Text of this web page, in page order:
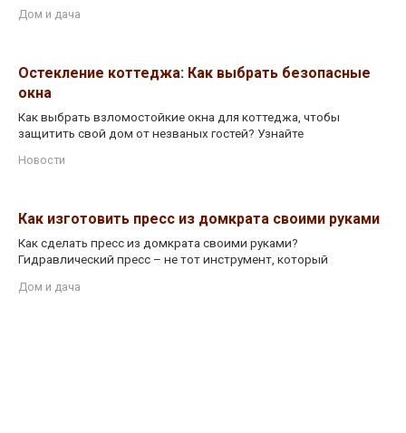
Дом и дача
Остекление коттеджа: Как выбрать безопасные
окна
Как выбрать взломостойкие окна для коттеджа, чтобы
защитить свой дом от незваных гостей? Узнайте
Новости
Как изготовить пресс из домкрата своими руками
Как сделать пресс из домкрата своими руками?
Гидравлический пресс – не тот инструмент, который
Дом и дача